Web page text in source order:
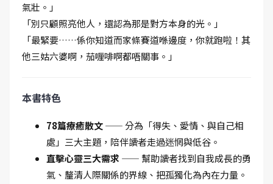
氣壯。」
「別只顧照亮他人，還認為那是對方本身的光。」
「最緊要……係你知道而家條賽道喺邊度，你就跑啦！其
他三姑六婆啊，茄喱啡啊都唔關事。」
本書特色
78篇療癒散文 ——分為「得失、愛情、與自己相
處」三大主題，陪伴讀者走過迷惘與低谷。
直擊心靈三大需求 —— 幫助讀者找到自我成長的勇
氣、釐清人際關係的界線、把孤獨化為內在力量。